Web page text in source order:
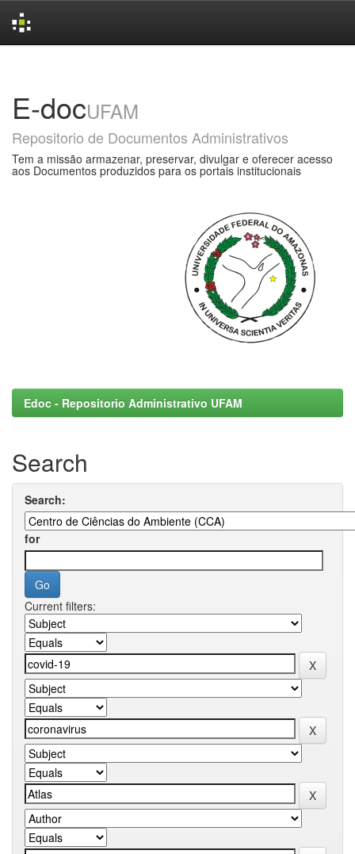
E-docUFAM
Repositorio de Documentos Administrativos
Tem a missão armazenar, preservar, divulgar e oferecer acesso
aos Documentos produzidos para os portais institucionais
Edoc - Repositorio Administrativo UFAM
Search
Search:
for
Current filters: